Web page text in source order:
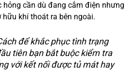
hỏng cần dù đang cắm điện nhưng
hữu khí thoát ra bên ngoài.
để khắc phục tình trạng
tiên bạn bắt buộc kiểm tra
với kết nối được tủ mát hay